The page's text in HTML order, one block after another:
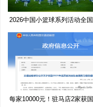
2026中国小篮球系列活动全
赛
每家10000元！驻马店2家获